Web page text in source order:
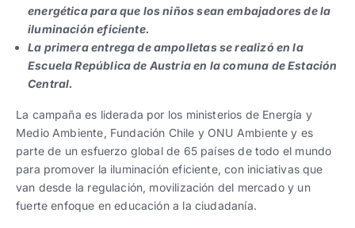
Español
Español
energética para que los niños sean embajadores de la
iluminación eficiente.
La primera entrega de ampolletas se realizó en la
Escuela República de Austria en la comuna de Estación
Central.
La campaña es liderada por los ministerios de Energía y
Medio Ambiente, Fundación Chile y ONU Ambiente y es
parte de un esfuerzo global de 65 países de todo el mundo
para promover la iluminación eficiente, con iniciativas que
van desde la regulación, movilización del mercado y un
fuerte enfoque en educación a la ciudadanía.